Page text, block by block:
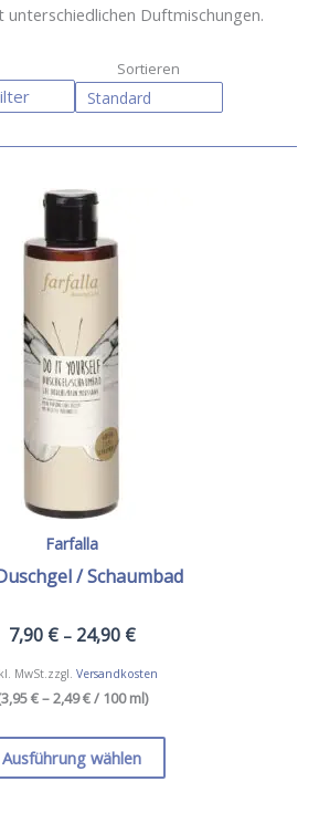
Duftmischungen.
Farfalla
/ Schaumbad
7,90 €– 24,90 €
MwSt. zzgl. Versandkosten
3,95 € – 2,49 €/ 100 ml)
Ausführung wählen